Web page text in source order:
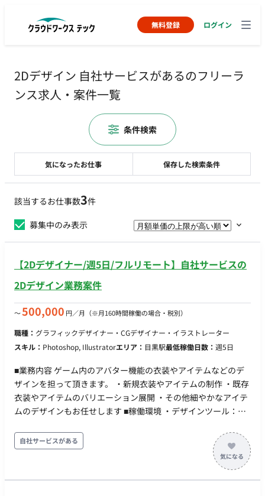
無料登録 ログイン
2Dデザイン 自社サービスがあるのフリーラ
ンス求人・案件一覧
該当するお仕事数3件
募集中のみ表示
【2Dデザイナー/週5日/フルリモート】自社サービスの
2Dデザイン業務案件
〜500,000 円／月 （※月160時間稼働の場合・税別）
職種： グラフィックデザイナー・CGデザイナー・イラストレーター
スキル： Photoshop, Illustratorエリア： 目黒駅最低稼働日数： 週5日
■業務内容 ゲーム内のアバター機能の衣装やアイテムなどのデ
ザインを担って頂きます。 ・新規衣装やアイテムの制作 ・既存
衣装やアイテムのバリエーション展開 ・その他細やかなアイテ
ムのデザインもお任せします ■稼働環境 ・デザインツール：
ール：Slack、Backlog ・就業環境：フルリモート、フルタイム
勤務 ■組織 アバターアイテム制作チームの2Dデザイナーは業務
委託や派遣メンバーも含めると20名弱の規模です。それぞれが
衣装デザインなど専門領域に対して責任を持って取り組んでい
自社サービスがある
気になったお仕事 保存した検索条件
条件検索